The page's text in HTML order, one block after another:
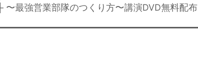
├ 〜最強営業部隊のつくり方〜講演DVD無料配布